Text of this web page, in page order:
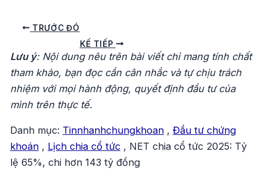
Điều
bài
viết
TRƯỚC ĐÓ
KẾ TIẾP
Lưu ý: Nội dung nêu trên bài viết chỉ mang tính chất
tham khảo, bạn đọc cần cân nhắc và tự chịu trách
nhiệm với mọi hành động, quyết định đầu tư của
mình trên thực tế.
Danh mục: Tinnhanhchungkhoan, Đầu tư chứng
khoán, Lịch chia cổ tức, NET chia cổ tức 2025: Tỷ
lệ 65%, chi hơn 143 tỷ đồng